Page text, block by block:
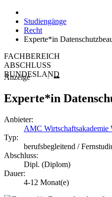
Studiengänge
Recht
Experte*in
FACHBEREICH
ABSCHLUSS
BUNDESLAND
Anzeige
Experte*in
Anbieter:
AMC Wirtschaftsakademie
Typ:
berufsbegleitend /
Abschluss:
Dipl. (Diplom)
Dauer:
4-12 Monat(e)